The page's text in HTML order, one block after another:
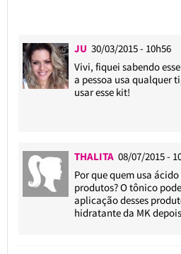
JU 30/03/2015 - 10h56
Vivi, fiquei sabendo
a pessoa usa qualquer
usar esse kit!
THALITA08/07/2015 -
Por que quem usa
produtos? O tônico
aplicação desses
hidratante da MK